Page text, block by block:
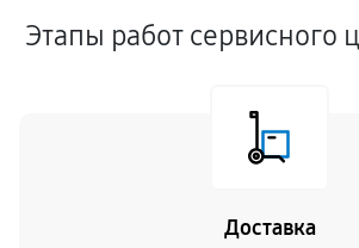
Этапы работ сервисного
Доставка